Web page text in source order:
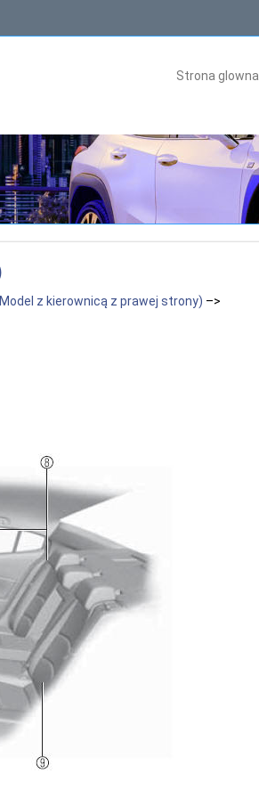
Strona glowna
z kierownicą z prawej strony) –>